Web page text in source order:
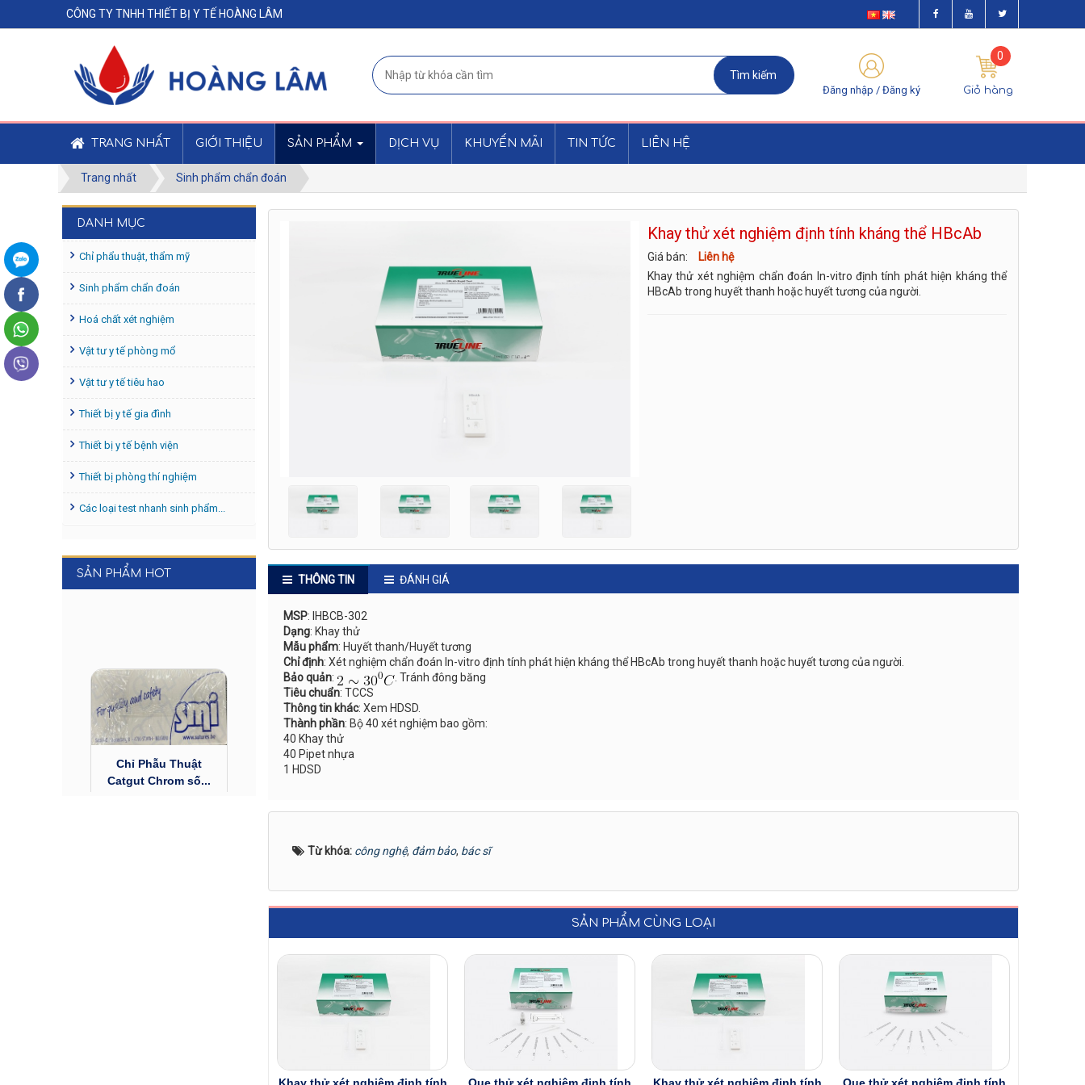
Đăng nhập /Đăng ký Giỏ hàng
0
TRANG NHẤT GIỚI THIỆU SẢN PHẨM DỊCH VỤ KHUYẾN MÃI TIN TỨC LIÊN HỆ
CÔNG TY TNHH THIẾT BỊ Y TẾ HOÀNG LÂM
Trang nhất Sinh phẩm chẩn đoán
Khay thử xét nghiệm định tính kháng thể HBcAb
Giá bán:
Liên hệ
Khay thử xét nghiệm chẩn đoán In-vitro định tính phát hiện kháng thể
HBcAb trong huyết thanh hoặc huyết tương của người.
THÔNG TIN ĐÁNH GIÁ
MSP: IHBCB-302
Dạng: Khay thử
Mẫu phẩm: Huyết thanh/Huyết tương
Chỉ định: Xét nghiệm chẩn đoán In-vitro định tính phát hiện kháng thể HBcAb trong huyết thanh hoặc huyết tương của người.
Bảo quản:
. Tránh đông băng
Tiêu chuẩn: TCCS
Thông tin khác: Xem HDSD.
Thành phần: Bộ 40 xét nghiệm bao gồm:
40 Khay thử
40 Pipet nhựa
1 HDSD
Từ khóa: công nghệ, đảm bảo, bác sĩ
SẢN PHẨM CÙNG LOẠI
DANH MỤC
Chỉ phẩu thuật, thẩm mỹ
Sinh phẩm chẩn đoán
Hoá chất xét nghiệm
Vật tư y tế phòng mổ
Vật tư y tế tiêu hao
Thiết bị y tế gia đình
Thiết bị y tế bệnh viện
Thiết bị phòng thí nghiệm
Các loại test nhanh sinh phẩm...
SẢN PHẨM HOT
Catgut Chrom số...